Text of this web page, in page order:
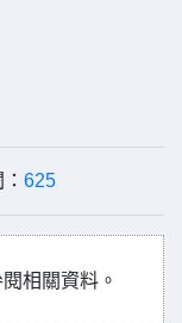
625
相關資料。